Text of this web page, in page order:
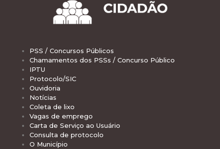
PSS / Concursos Públicos
Chamamentos dos PSSs / Concurso Público
IPTU
Protocolo/SIC
Ouvidoria
Notícias
Coleta de lixo
Vagas de emprego
Carta de Serviço ao Usuário
Consulta de protocolo
O Município